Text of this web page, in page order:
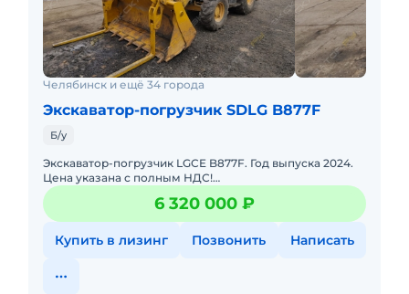
Челябинск и ещё 34 города
Экскаватор-погрузчик SDLG B877F
Б/у
Экскаватор-погрузчик LGCE B877F. Год выпуска 2024.
Цена указана с полным НДС!
Характеристики:Наработка 375 м/чМодель двигателя:
YUCHAI YC4A105Z-T20.Мощность двиг
6 320 000 ₽
Купить в лизинг Позвонить Написать